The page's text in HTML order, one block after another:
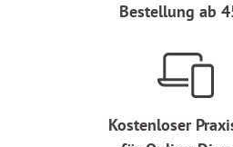
Bestellung ab
Kostenloser